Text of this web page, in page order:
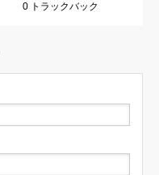
0 トラックバック